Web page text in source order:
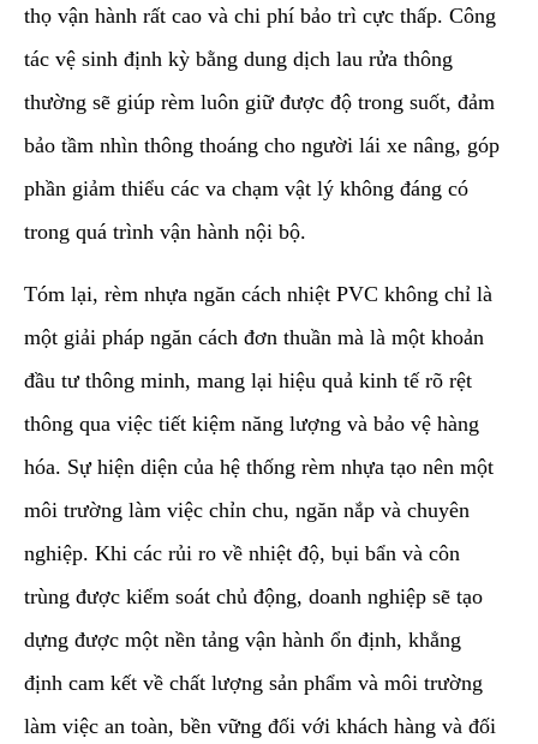
thọ vận hành rất cao và chi phí bảo trì cực thấp. Công
tác vệ sinh định kỳ bằng dung dịch lau rửa thông
thường sẽ giúp rèm luôn giữ được độ trong suốt, đảm
bảo tầm nhìn thông thoáng cho người lái xe nâng, góp
phần giảm thiểu các va chạm vật lý không đáng có
trong quá trình vận hành nội bộ.
​Tóm lại, rèm nhựa ngăn cách nhiệt PVC không chỉ là
một giải pháp ngăn cách đơn thuần mà là một khoản
đầu tư thông minh, mang lại hiệu quả kinh tế rõ rệt
thông qua việc tiết kiệm năng lượng và bảo vệ hàng
hóa. Sự hiện diện của hệ thống rèm nhựa tạo nên một
môi trường làm việc chỉn chu, ngăn nắp và chuyên
nghiệp. Khi các rủi ro về nhiệt độ, bụi bẩn và côn
trùng được kiểm soát chủ động, doanh nghiệp sẽ tạo
dựng được một nền tảng vận hành ổn định, khẳng
định cam kết về chất lượng sản phẩm và môi trường
làm việc an toàn, bền vững đối với khách hàng và đối